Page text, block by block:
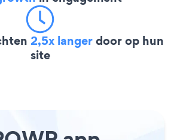
2,5x langerdoor op hun
site